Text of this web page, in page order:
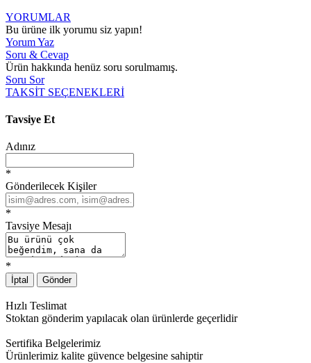
YORUMLAR
Bu ürüne ilk yorumu siz yapın!
Yorum Yaz
Soru & Cevap
Ürün hakkında henüz soru sorulmamış.
Soru Sor
TAKSİT SEÇENEKLERİ
Tavsiye Et
Adınız
*
Gönderilecek Kişiler
*
Tavsiye Mesajı
*
İptal Gönder
Hızlı Teslimat
Stoktan gönderim yapılacak olan ürünlerde geçerlidir
Sertifika Belgelerimiz
Ürünlerimiz kalite güvence belgesine sahiptir